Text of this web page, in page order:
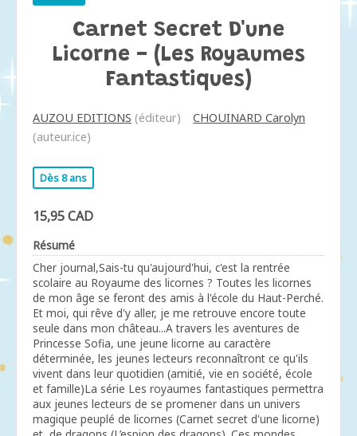
Carnet Secret D'une
Licorne - (les Royaumes
Fantastiques)
AUZOU EDITIONS (éditeur)
CHOUINARD Carolyn
(auteur.ice)
Dès 8 ans
15,95 CAD
Résumé
Cher journal,Sais-tu qu'aujourd'hui, c'est la rentrée
scolaire au Royaume des licornes ? Toutes les licornes
de mon âge se feront des amis à l'école du Haut-Perché.
Et moi, qui rêve d'y aller, je me retrouve encore toute
seule dans mon château...A travers les aventures de
Princesse Sofia, une jeune licorne au caractère
déterminée, les jeunes lecteurs reconnaîtront ce qu'ils
vivent dans leur quotidien (amitié, vie en société, école
et famille)La série Les royaumes fantastiques permettra
aux jeunes lecteurs de se promener dans un univers
magique peuplé de licornes (Carnet secret d'une licorne)